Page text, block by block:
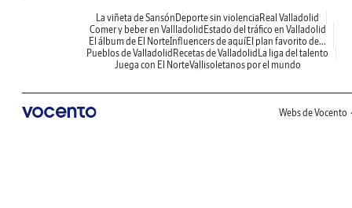
La viñeta de SansónDeporte sin violenciaReal Valladolid
Comer y beber en VallladolidEstado del tráfico en Valladolid
El álbum de El NorteInfluencers de aquíEl plan favorito de...
Pueblos de ValladolidRecetas de ValladolidLa liga del talento
Juega con El NorteVallisoletanos por el mundo
Webs de Vocento